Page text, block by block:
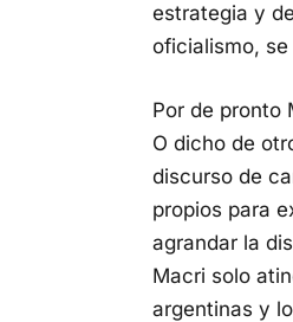
estrategia y
oficialismo,
Por de pronto
O dicho de
discurso de
propios para
agrandar la
Macri solo
argentinas y